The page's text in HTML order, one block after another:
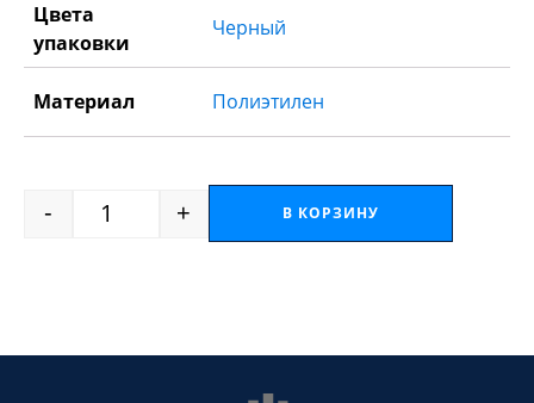
Цвета
упаковки
Черный
Материал Полиэтилен
- + В КОРЗИНУ